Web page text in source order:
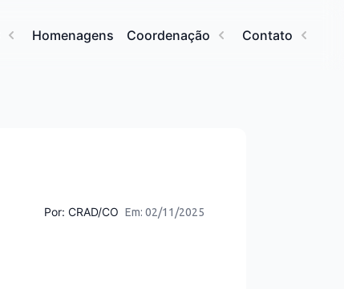
Homenagens Coordenação Contato
Por: CRAD/CO Em: 02/11/2025